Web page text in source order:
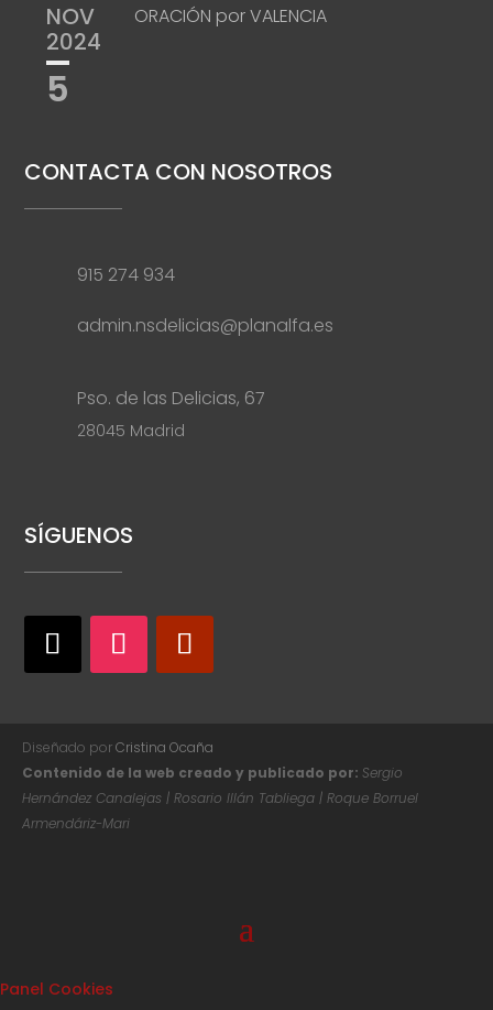
NOV
2024
5
ORACIÓN por VALENCIA
CONTACTA CON NOSOTROS
915 274 934
admin.nsdelicias@planalfa.es
Pso. de las Delicias, 67
28045 Madrid
SÍGUENOS
Diseñado porCristina Ocaña
Contenido de la web creado y publicado por: Sergio
Hernández Canalejas | Rosario Illán Tabliega | Roque Borruel
Armendáriz-Mari
Panel Cookies